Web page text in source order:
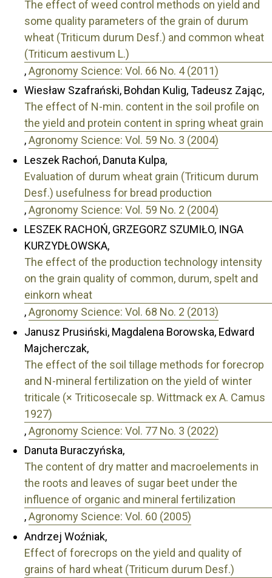
The effect of weed control methods on yield and
some quality parameters of the grain of durum
wheat (Triticum durum Desf.) and common wheat
(Triticum aestivum L.)
,Agronomy Science: Vol. 66 No. 4 (2011)
Wiesław Szafrański, Bohdan Kulig, Tadeusz Zając,
The effect of N-min. content in the soil profile on
the yield and protein content in spring wheat grain
,Agronomy Science: Vol. 59 No. 3 (2004)
Leszek Rachoń, Danuta Kulpa,
Evaluation of durum wheat grain (Triticum durum
Desf.) usefulness for bread production
,Agronomy Science: Vol. 59 No. 2 (2004)
LESZEK RACHOŃ, GRZEGORZ SZUMIŁO, INGA
KURZYDŁOWSKA,
The effect of the production technology intensity
on the grain quality of common, durum, spelt and
einkorn wheat
,Agronomy Science: Vol. 68 No. 2 (2013)
Janusz Prusiński, Magdalena Borowska, Edward
Majcherczak,
The effect of the soil tillage methods for forecrop
and N-mineral fertilization on the yield of winter
triticale (× Triticosecale sp. Wittmack ex A. Camus
1927)
,Agronomy Science: Vol. 77 No. 3 (2022)
Danuta Buraczyńska,
The content of dry matter and macroelements in
the roots and leaves of sugar beet under the
influence of organic and mineral fertilization
,Agronomy Science: Vol. 60 (2005)
Andrzej Woźniak,
Effect of forecrops on the yield and quality of
grains of hard wheat (Triticum durum Desf.)